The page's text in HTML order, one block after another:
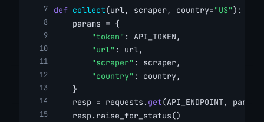
def collect(url, scraper, country="US"):
    params = {
"token" : API_TOKEN,
"url" : url,
"scraper" : scraper,
"country" : country,
    }
    resp = requests.
get(API_ENDPOINT,
    resp.raise_for_status()